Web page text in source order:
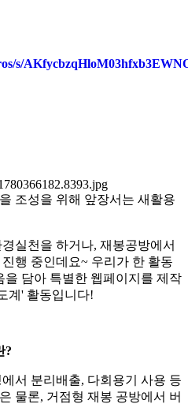
s/
조성을 위해 앞장서는 새활용
실천을 하거나, 재봉공방에서
행 중인데요~ 우리가 한 활동
담아 특별한 웹페이지를 제작
계' 활동입니다!
?
서 분리배출, 다회용기 사용 등
물론, 거점형 재봉 공방에서 버